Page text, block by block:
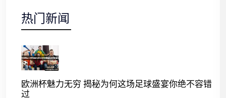
热门新闻
欧洲杯魅力无穷 揭秘为何这场足球盛宴你绝不容错
过